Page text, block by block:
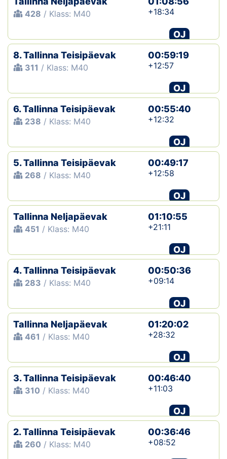
428 / Klass: M40 +18:34
OJ
8. Tallinna Teisipäevak
311 / Klass: M40
00:59:19
+12:57
OJ
6. Tallinna Teisipäevak
238 / Klass: M40
00:55:40
+12:32
OJ
5. Tallinna Teisipäevak
268 / Klass: M40
00:49:17
+12:58
OJ
Tallinna Neljapäevak
451 / Klass: M40
01:10:55
+21:11
OJ
4. Tallinna Teisipäevak
283 / Klass: M40
00:50:36
+09:14
OJ
Tallinna Neljapäevak
461 / Klass: M40
01:20:02
+28:32
OJ
3. Tallinna Teisipäevak
310 / Klass: M40
00:46:40
+11:03
OJ
2. Tallinna Teisipäevak
260 / Klass: M40
00:36:46
+08:52